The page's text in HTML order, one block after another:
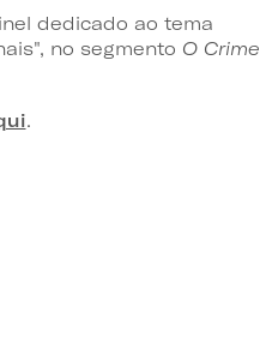
dedicado ao tema
no segmento O Crime
.